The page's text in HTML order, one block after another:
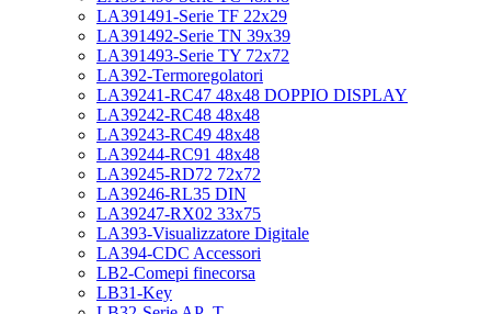
LA391491-Serie TF 22x29
LA391492-Serie TN 39x39
LA391493-Serie TY 72x72
LA392-Termoregolatori
LA39241-RC47 48x48 DOPPIO DISPLAY
LA39242-RC48 48x48
LA39243-RC49 48x48
LA39244-RC91 48x48
LA39245-RD72 72x72
LA39246-RL35 DIN
LA39247-RX02 33x75
LA393-Visualizzatore Digitale
LA394-CDC Accessori
LB2-Comepi finecorsa
LB31-Key